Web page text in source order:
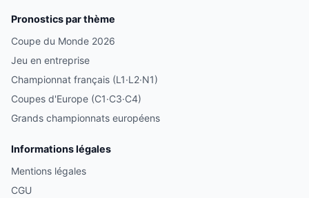
Pronostics par thème
Coupe du Monde 2026
Jeu en entreprise
Championnat français (L1·L2·N1)
Coupes d'Europe (C1·C3·C4)
Grands championnats européens
Informations légales
Mentions légales
CGU